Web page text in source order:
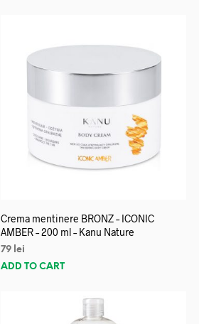
Crema mentinere BRONZ – ICONIC
AMBER – 200 ml – Kanu Nature
79 lei
ADD TO CART